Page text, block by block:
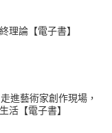
理論【電子書】
進藝術家創作現場，
活【電子書】